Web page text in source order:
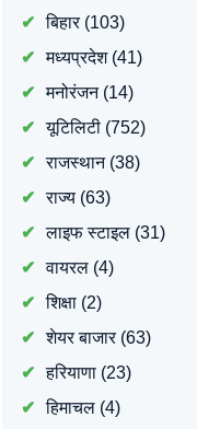
बिहार(103)
मध्यप्रदेश(41)
मनोरंजन(14)
यूटिलिटी(752)
राजस्थान(38)
राज्य(63)
लाइफ स्टाइल(31)
वायरल(4)
शिक्षा(2)
शेयर बाजार(63)
हरियाणा(23)
हिमाचल(4)